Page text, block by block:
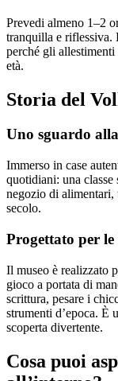
Prevedi almeno 1–2
tranquilla e riflessiva.
perché gli
età.
Storia del
Uno sguardo
Immerso in case
quotidiani: una classe
negozio di
secolo.
Progettato per
Il museo è realizzato
gioco a portata di
scrittura, pesare i
strumenti d’epoca. È
scoperta divertente.
Cosa puoi